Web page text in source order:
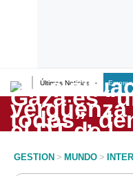
Últimas Noticias
Lo último
Peru Quiosco
GESTION > MUNDO >